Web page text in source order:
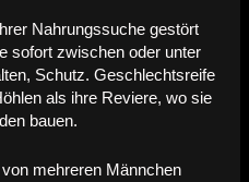
Nahrungssuche gestört
sofort zwischen oder unter
Schutz.Geschlechtsreife
als ihre Reviere, wo sie
bauen.
mehreren Männchen